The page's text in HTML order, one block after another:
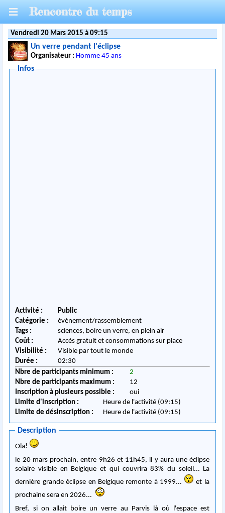
Rencontre du temps
Vendredi 20 Mars 2015 à 09:15
Un verre pendant l'éclipse
Organisateur : Homme 45 ans
Infos
Activité :
Public
Catégorie :
événement/rassemblement
Tags :
sciences, boire un verre, en plein air
Coût :
Accès gratuit et consommations sur place
Visibilité :
Visible par tout le monde
Durée :
02:30
Nbre de participants minimum :
2
Nbre de participants maximum :
12
Inscription à plusieurs possible :
oui
Limite d'inscription :
Heure de l'activité (09:15)
Limite de désinscription :
Heure de l'activité (09:15)
Description
Ola!
le 20 mars prochain, entre 9h26 et 11h45, il y aura une éclipse
solaire visible en Belgique et qui couvrira 83% du soleil... La
dernière grande éclipse en Belgique remonte à 1999...
et la
prochaine sera en 2026...
Bref, si on allait boire un verre au Parvis là où l'espace est